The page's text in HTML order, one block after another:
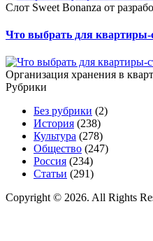
Слот Sweet Bonanza от
Что выбрать для
Организация хранения в
Рубрики
Без рубрики (2)
История (238)
Культура (278)
Общество (247)
Россия (234)
Статьи (291)
Copyright © 2026. All Rights